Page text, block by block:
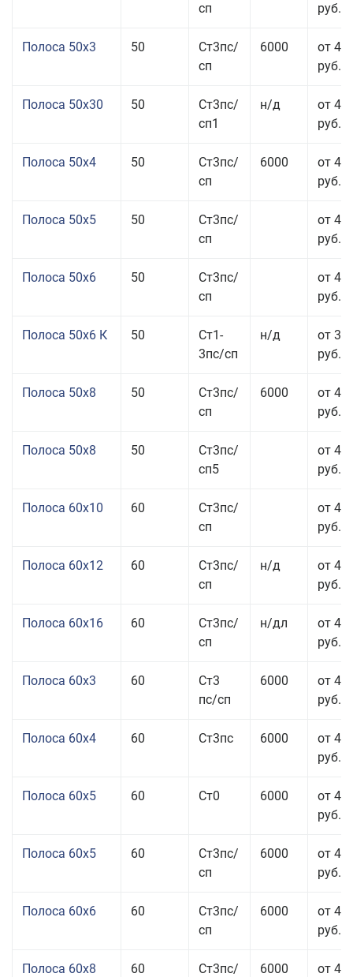
сп
руб.
Полоса 50x3 50
Ст3пс/
сп
6000
от 45
руб.
Полоса 50x30 50
Ст3пс/
сп1
н/д
от 44
руб.
Полоса 50x4 50
Ст3пс/
сп
6000
от 45
руб.
Полоса 50x5 50
Ст3пс/
сп
от 43
руб.
Полоса 50x6 50
Ст3пс/
сп
от 43
руб.
Полоса 50x6 К 50
Ст1-
3пс/сп
н/д
от 35
руб.
Полоса 50x8 50
Ст3пс/
сп
6000
от 43
руб.
Полоса 50x8 50
Ст3пс/
сп5
от 43
руб.
Полоса 60x10 60
Ст3пс/
сп
от 42
руб.
Полоса 60x12 60
Ст3пс/
сп
н/д
от 46
руб.
Полоса 60x16 60
Ст3пс/
сп
н/дл
от 48
руб.
Полоса 60x3 60
Ст3
пс/сп
6000
от 46
руб.
Полоса 60x4 60 Ст3пс 6000
от 45
руб.
Полоса 60x5 60 Ст0 6000
от 43
руб.
Полоса 60x5 60
Ст3пс/
сп
6000
от 43
руб.
Полоса 60x6 60
Ст3пс/
сп
6000
от 42
руб.
Полоса 60x8 60
Ст3пс/
6000
от 42